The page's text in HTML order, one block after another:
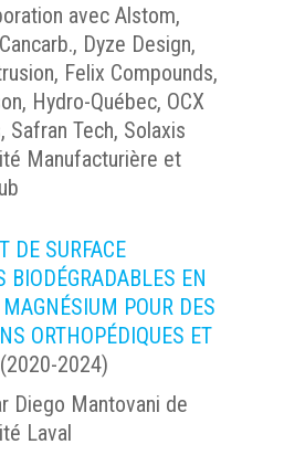
avec Alstom,
Dyze Design,
Felix Compounds,
Hydro-Québec, OCX
Safran Tech, Solaxis
Manufacturière et
DE SURFACE
BIODÉGRADABLES EN
POUR DES
ORTHOPÉDIQUES ET
(2020-2024)
Diego Mantovani de
Laval